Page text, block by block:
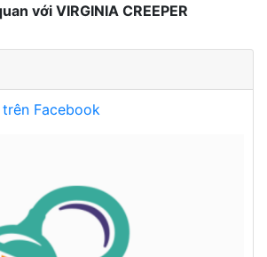
với VIRGINIA CREEPER
Facebook